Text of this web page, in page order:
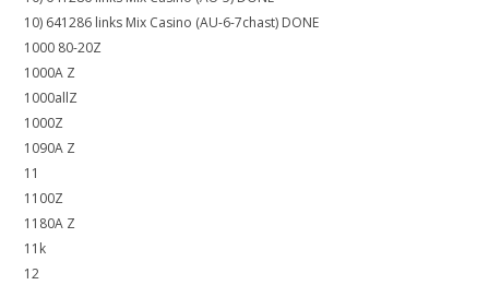
10) 641286 links Mix Casino (AU-6-7chast) DONE
1000 80-20Z
1000A Z
1000allZ
1000Z
1090A Z
11
1100Z
1180A Z
11k
12